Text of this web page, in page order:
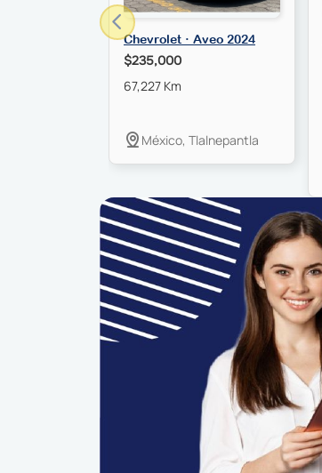
Chevrolet · Aveo 2024
$235,000
67,227 Km
México, Tlalnepantla